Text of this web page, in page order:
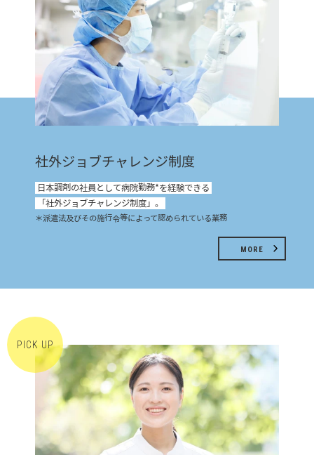
社外ジョブチャレンジ制度
日本調剤の社員として病院勤務*を経験できる
「社外ジョブチャレンジ制度」。
＊派遣法及びその施行令等によって認められている業務
MORE